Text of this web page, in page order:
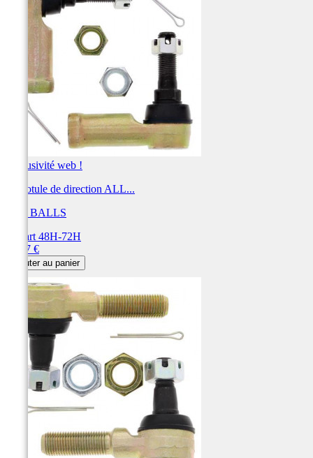
Exclusivité web !
Kit rotule de direction ALL...
ALL BALLS
Départ 48H-72H
59,77 €
Ajouter au panier